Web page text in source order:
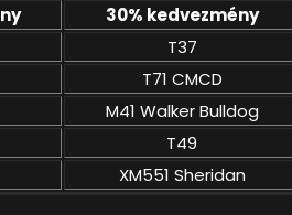
30% kedvezmény
T37
T71 CMCD
M41 Walker Bulldog
T49
XM551 Sheridan